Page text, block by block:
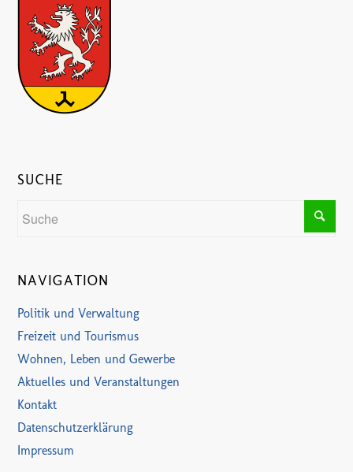
SUCHE
NAVIGATION
Politik und Verwaltung
Freizeit und Tourismus
Wohnen, Leben und Gewerbe
Aktuelles und Veranstaltungen
Kontakt
Datenschutzerklärung
Impressum